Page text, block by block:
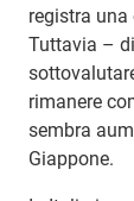
registra una
Tuttavia –
rimanere
sembra
Giappone.